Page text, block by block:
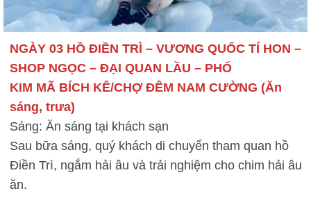
NGÀY 03 HỒ ĐIỀN TRÌ – VƯƠNG QUỐC TÍ HON –
SHOP NGỌC – ĐẠI QUAN LẦU – PHỐ
KIM MÃ BÍCH KÊ/CHỢ ĐÊM NAM CƯỜNG (Ăn
sáng, trưa)
Sáng: Ăn sáng tại khách sạn
Sau bữa sáng, quý khách di chuyển tham quan hồ
Điền Trì, ngắm hải âu và trải nghiệm cho chim hải âu
ăn.